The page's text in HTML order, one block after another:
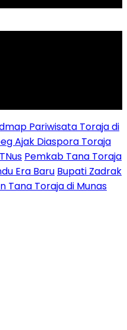
Pariwisata Toraja di
Ajak Diaspora Toraja
Pemkab Tana Toraja
Era Baru Bupati Zadrak
Tana Toraja di Munas